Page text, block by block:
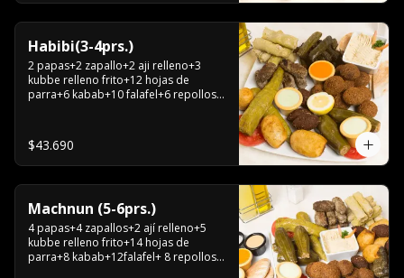
Habibi(3-4prs.)
2 papas+2 zapallo+2 aji relleno+3
kubbe relleno frito+12 hojas de
parra+6 kabab+10 falafel+6 repollos+
$43.690
Machnun (5-6prs.)
4 papas+4 zapallos+2 ají relleno+5
kubbe relleno frito+14 hojas de
parra+8 kabab+12falafel+ 8 repollos+